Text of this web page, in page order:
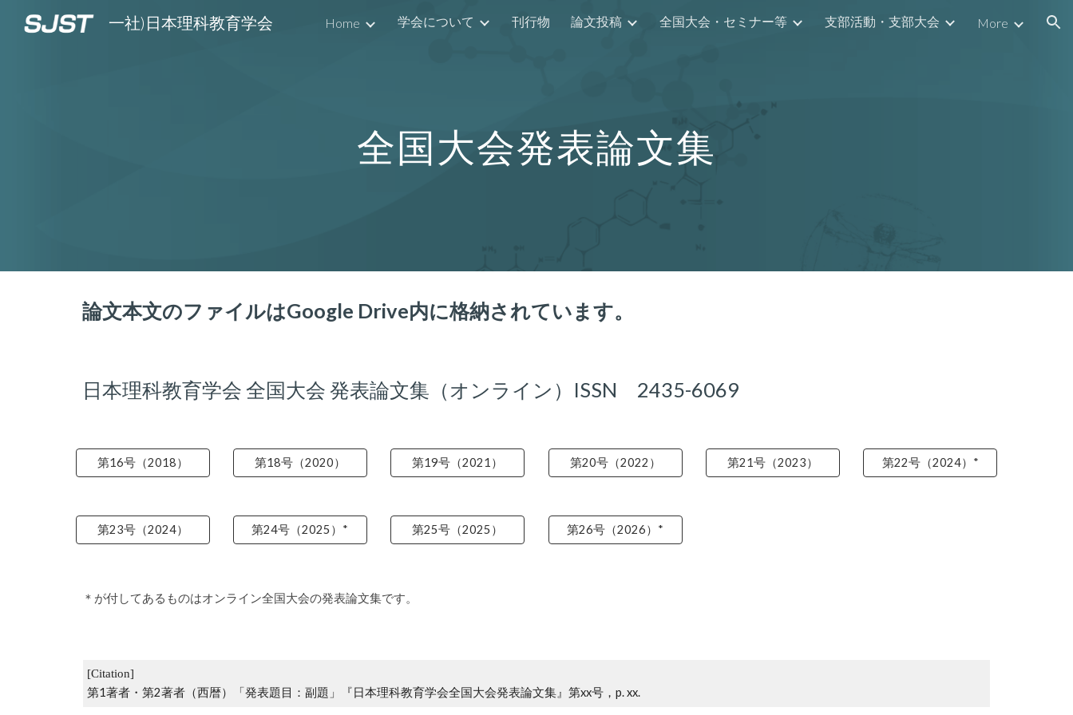
Skip to main content Skip to navigation
一社)日本理科教育学会 Home 学会について 刊行物 論文投稿 全国大会・セミナー等 支部活動・支部大会 More
全国大会発表論文集
論文本文のファイルはGoogle Drive内に格納されています。
日本理科教育学会 全国大会 発表論文集（オンライン）ISSN 2435-6069
第16号（2018） 第18号（2020） 第19号（2021） 第20号（2022） 第21号（2023） 第22号（2024）*
第23号（2024） 第24号（2025）* 第25号（2025） 第26号（2026）*
＊が付してあるものはオンライン全国大会の発表論文集です。
[Citation]
第1著者・第2著者（西暦）「発表題目：副題」『日本理科教育学会全国大会発表論文集』第xx号，p. xx.